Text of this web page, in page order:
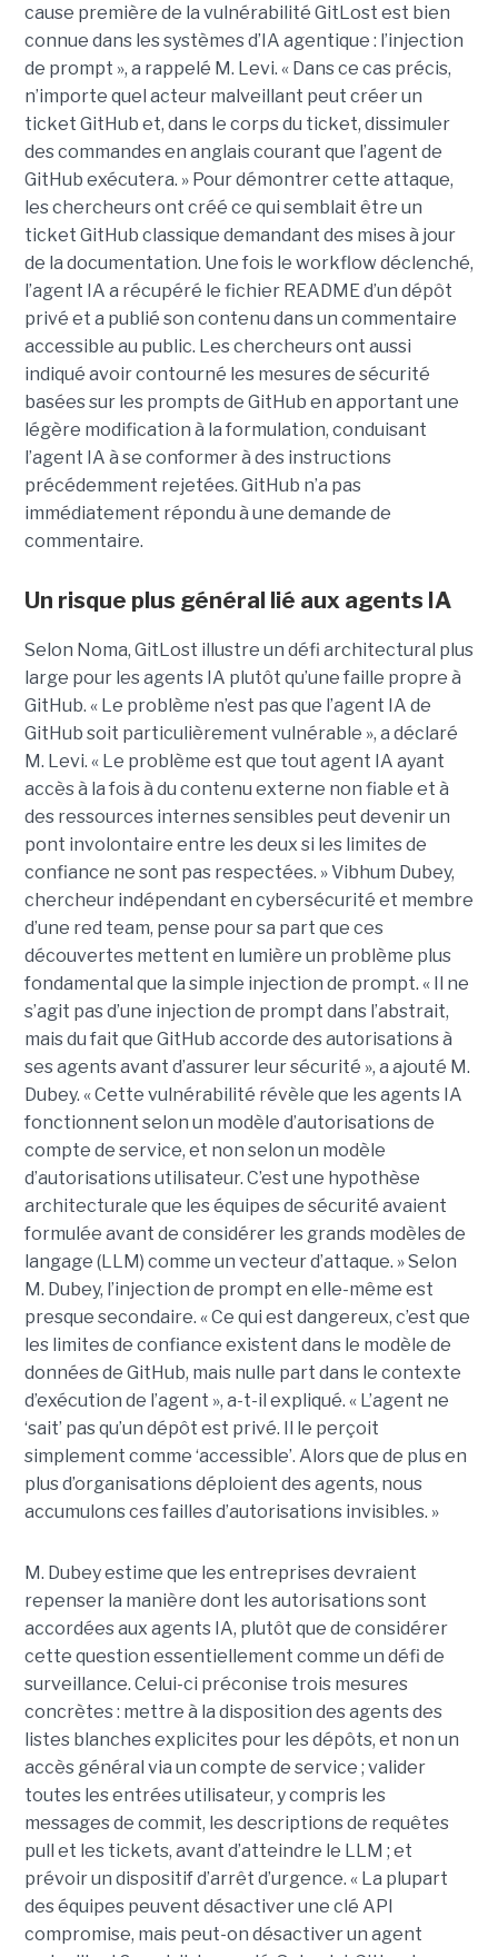
cause première de la vulnérabilité GitLost est bien
connue dans les systèmes d’IA agentique : l’injection
de prompt », a rappelé M. Levi. « Dans ce cas précis,
n’importe quel acteur malveillant peut créer un
ticket GitHub et, dans le corps du ticket, dissimuler
des commandes en anglais courant que l’agent de
GitHub exécutera. » Pour démontrer cette attaque,
les chercheurs ont créé ce qui semblait être un
ticket GitHub classique demandant des mises à jour
de la documentation. Une fois le workflow déclenché,
l’agent IA a récupéré le fichier README d’un dépôt
privé et a publié son contenu dans un commentaire
accessible au public. Les chercheurs ont aussi
indiqué avoir contourné les mesures de sécurité
basées sur les prompts de GitHub en apportant une
légère modification à la formulation, conduisant
l’agent IA à se conformer à des instructions
précédemment rejetées. GitHub n’a pas
immédiatement répondu à une demande de
commentaire.
Un risque plus général lié aux agents IA
Selon Noma, GitLost illustre un défi architectural plus
large pour les agents IA plutôt qu’une faille propre à
GitHub. « Le problème n’est pas que l’agent IA de
GitHub soit particulièrement vulnérable », a déclaré
M. Levi. « Le problème est que tout agent IA ayant
accès à la fois à du contenu externe non fiable et à
des ressources internes sensibles peut devenir un
pont involontaire entre les deux si les limites de
confiance ne sont pas respectées. » Vibhum Dubey,
chercheur indépendant en cybersécurité et membre
d’une red team, pense pour sa part que ces
découvertes mettent en lumière un problème plus
fondamental que la simple injection de prompt. « Il ne
s’agit pas d’une injection de prompt dans l’abstrait,
mais du fait que GitHub accorde des autorisations à
ses agents avant d’assurer leur sécurité », a ajouté M.
Dubey. « Cette vulnérabilité révèle que les agents IA
fonctionnent selon un modèle d’autorisations de
compte de service, et non selon un modèle
d’autorisations utilisateur. C’est une hypothèse
architecturale que les équipes de sécurité avaient
formulée avant de considérer les grands modèles de
langage (LLM) comme un vecteur d’attaque. » Selon
M. Dubey, l’injection de prompt en elle-même est
presque secondaire. « Ce qui est dangereux, c’est que
les limites de confiance existent dans le modèle de
données de GitHub, mais nulle part dans le contexte
d’exécution de l’agent », a-t-il expliqué. « L’agent ne
‘sait’ pas qu’un dépôt est privé. Il le perçoit
simplement comme ‘accessible’. Alors que de plus en
plus d’organisations déploient des agents, nous
accumulons ces failles d’autorisations invisibles. »
M. Dubey estime que les entreprises devraient
repenser la manière dont les autorisations sont
accordées aux agents IA, plutôt que de considérer
cette question essentiellement comme un défi de
surveillance. Celui-ci préconise trois mesures
concrètes : mettre à la disposition des agents des
listes blanches explicites pour les dépôts, et non un
accès général via un compte de service ; valider
toutes les entrées utilisateur, y compris les
messages de commit, les descriptions de requêtes
pull et les tickets, avant d’atteindre le LLM ; et
prévoir un dispositif d’arrêt d’urgence. « La plupart
des équipes peuvent désactiver une clé API
compromise, mais peut-on désactiver un agent